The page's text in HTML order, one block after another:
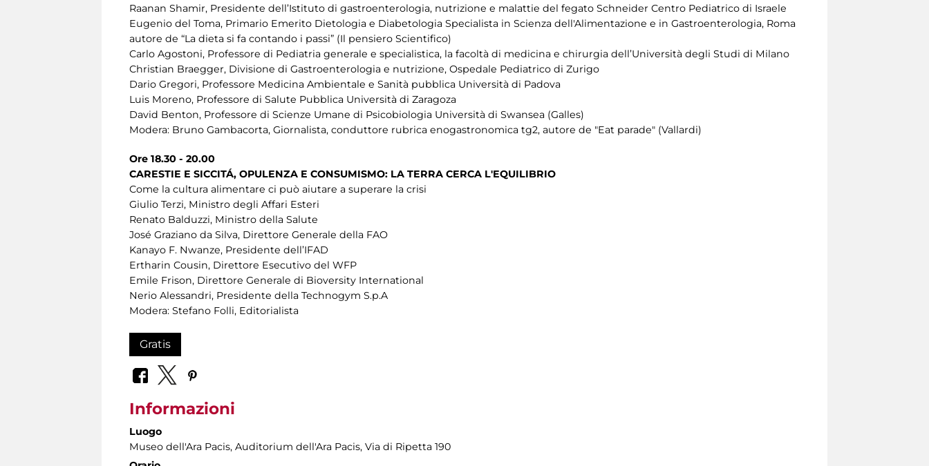
Raanan Shamir, Presidente dell’Istituto di gastroenterologia, nutrizione e malattie del fegato Schneider Centro Pediatrico di Israele
Eugenio del Toma, Primario Emerito Dietologia e Diabetologia Specialista in Scienza dell'Alimentazione e in Gastroenterologia, Roma
autore de “La dieta si fa contando i passi” (Il pensiero Scientifico)
Carlo Agostoni, Professore di Pediatria generale e specialistica, la facoltà di medicina e chirurgia dell’Università degli Studi di Milano
Christian Braegger, Divisione di Gastroenterologia e nutrizione, Ospedale Pediatrico di Zurigo
Dario Gregori, Professore Medicina Ambientale e Sanità pubblica Università di Padova
Luis Moreno, Professore di Salute Pubblica Università di Zaragoza
David Benton, Professore di Scienze Umane di Psicobiologia Università di Swansea (Galles)
Modera: Bruno Gambacorta, Giornalista, conduttore rubrica enogastronomica tg2, autore de "Eat parade" (Vallardi)
Ore 18.30 - 20.00
CARESTIE E SICCITÁ, OPULENZA E CONSUMISMO: LA TERRA CERCA L'EQUILIBRIO
Come la cultura alimentare ci può aiutare a superare la crisi
Giulio Terzi, Ministro degli Affari Esteri
Renato Balduzzi, Ministro della Salute
José Graziano da Silva, Direttore Generale della FAO
Kanayo F. Nwanze, Presidente dell’IFAD
Ertharin Cousin, Direttore Esecutivo del WFP
Emile Frison, Direttore Generale di Bioversity International
Nerio Alessandri, Presidente della Technogym S.p.A
Modera: Stefano Folli, Editorialista
Gratis
Informazioni
Luogo
Museo dell'Ara Pacis, Auditorium dell'Ara Pacis, Via di Ripetta 190